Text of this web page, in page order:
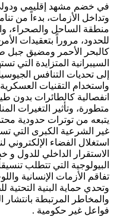
في خضم مشهد إقليمي ودولي
وتداخل الأزمات، بدءاً من
منطقة الساحل والصحراء،
للحدود، مروراً بتعقيدات
كالبحر الأحمر ومضيق جبل
السيبرانية المتزايدة التي
إلى تحديات التنافس
واستخدام التقنيات
انفصالية كالطائرات بدون
متطورة، وتأثير التغيرات
يتبعه من توترات حدودية
غير الشرعية الكبرى التي
استغلال الفضاء الإلكتروني
الاستقرار الداخلي للدول و
البيولوجية التي تتطلب
تفاقم الأزمات الإنسانية
وتحدي حماية البنية التحتية
والمخاطر المرتبطة بانتشار
فواعل غير حكومية .